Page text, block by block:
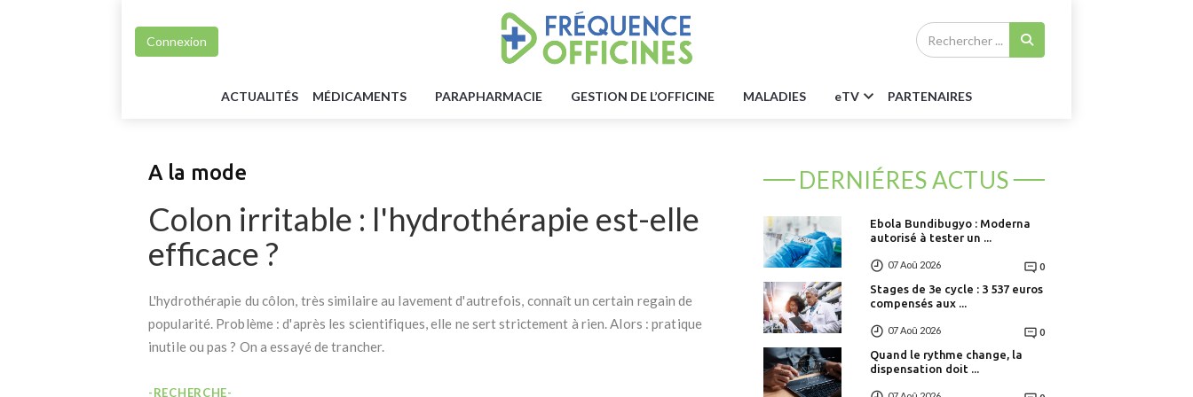
Connexion
ACTUALITÉS MÉDICAMENTS PARAPHARMACIE GESTION DE L’OFFICINE MALADIES eTV PARTENAIRES
A la mode
Colon irritable : l'hydrothérapie est-elle
efficace ?
L'hydrothérapie du côlon, très similaire au lavement d'autrefois, connaît un certain regain de
popularité. Problème : d'après les scientifiques, elle ne sert strictement à rien. Alors : pratique
inutile ou pas ? On a essayé de trancher.
-RECHERCHE-
DERNIÉRES ACTUS
Ebola Bundibugyo : Moderna
autorisé à tester un ...
07 Aoû 2026 0
Stages de 3e cycle : 3 537 euros
compensés aux ...
07 Aoû 2026 0
Quand le rythme change, la
dispensation doit ...